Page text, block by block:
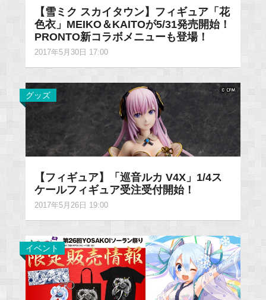
【雪ミク スカイタウン】フィギュア「花
色衣」MEIKO＆KAITOが5/31発売開始！
PRONTO新コラボメニューも登場！
2017年5月30日 17:00
グッズ
【フィギュア】「巡音ルカ V4X」1/4ス
ケールフィギュア受注受付開始！
2017年5月26日 19:00
イベント